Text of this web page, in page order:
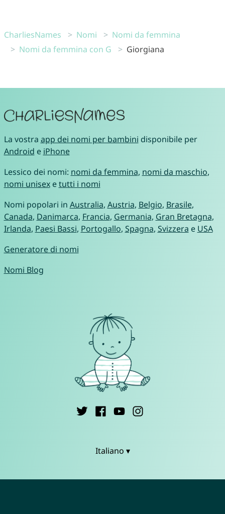
CharliesNames Nomi
Nomi da femmina
Nomi da femmina con G
Giorgiana
La vostra app dei nomi per bambini disponibile per
Android e iPhone
Lessico dei nomi: nomi da femmina, nomi da maschio,
nomi unisexetutti i nomi
Nomi popolari in Australia, Austria, Belgio, Brasile,
Canada, Danimarca, Francia, Germania, Gran Bretagna,
Irlanda, Paesi Bassi, Portogallo, Spagna, Svizzera e USA
Generatore di nomi
Nomi Blog
Italiano ▾